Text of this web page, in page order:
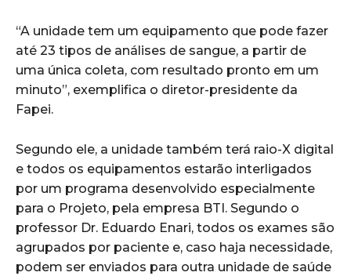
“A unidade tem um equipamento que pode fazer
até 23 tipos de análises de sangue, a partir de
uma única coleta, com resultado pronto em um
minuto”, exemplifica o diretor-presidente da
Fapei.
Segundo ele, a unidade também terá raio-X digital
e todos os equipamentos estarão interligados
por um programa desenvolvido especialmente
para o Projeto, pela empresa BTI. Segundo o
professor Dr. Eduardo Enari, todos os exames são
agrupados por paciente e, caso haja necessidade,
podem ser enviados para outra unidade de saúde